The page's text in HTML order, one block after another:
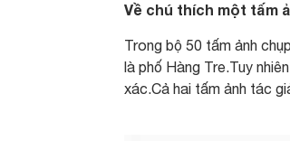
Về chú thích một tấm
Trong bộ 50 tấm ảnh
là phố Hàng Tre.Tuy
xác.Cả hai tấm ảnh tác